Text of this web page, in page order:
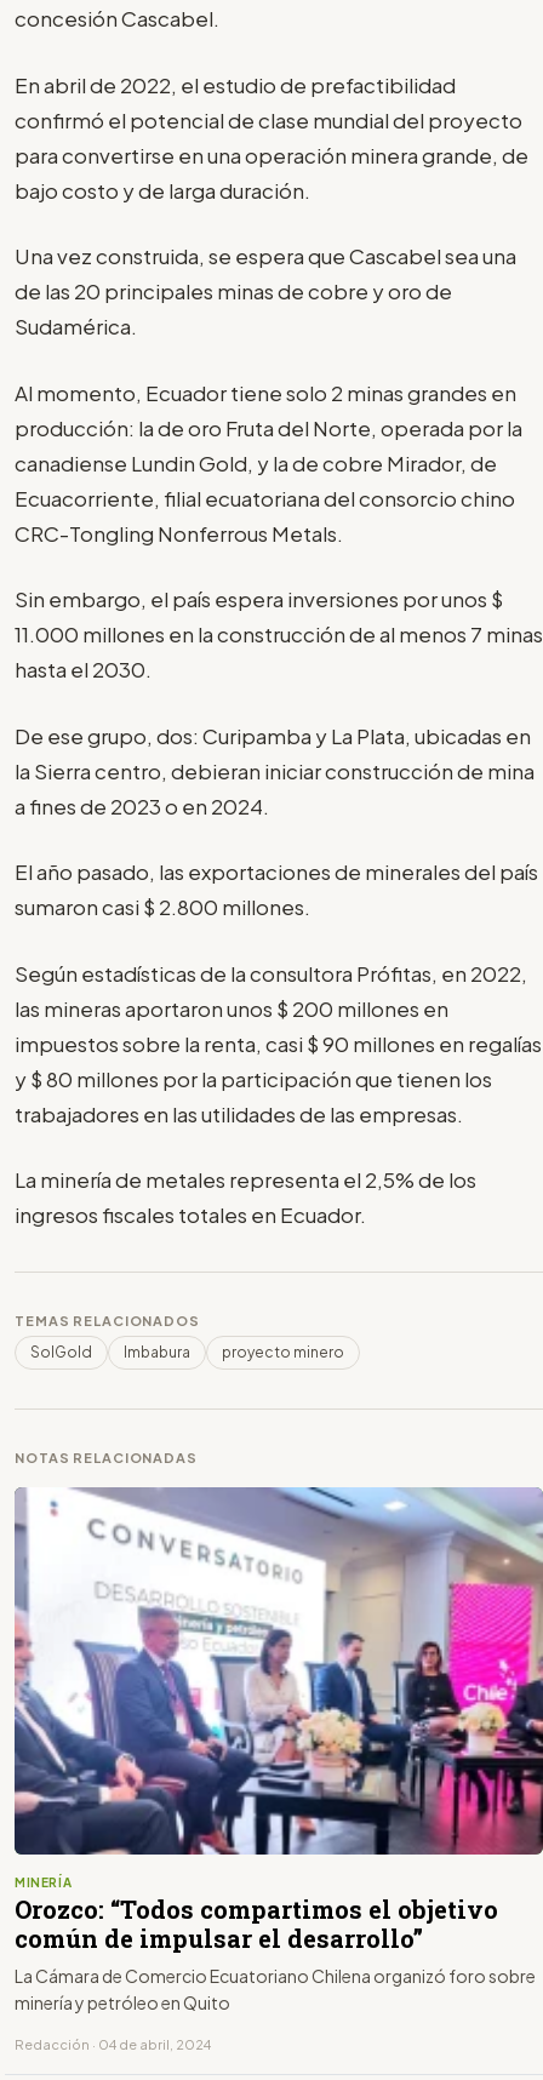
concesión Cascabel.
En abril de 2022, el estudio de prefactibilidad
confirmó el potencial de clase mundial del proyecto
para convertirse en una operación minera grande, de
bajo costo y de larga duración.
Una vez construida, se espera que Cascabel sea una
de las 20 principales minas de cobre y oro de
Sudamérica.
Al momento, Ecuador tiene solo 2 minas grandes en
producción: la de oro Fruta del Norte, operada por la
canadiense Lundin Gold, y la de cobre Mirador, de
Ecuacorriente, filial ecuatoriana del consorcio chino
CRC-Tongling Nonferrous Metals.
Sin embargo, el país espera inversiones por unos $
11.000 millones en la construcción de al menos 7 minas
hasta el 2030.
De ese grupo, dos: Curipamba y La Plata, ubicadas en
la Sierra centro, debieran iniciar construcción de mina
a fines de 2023 o en 2024.
El año pasado, las exportaciones de minerales del país
sumaron casi $ 2.800 millones.
Según estadísticas de la consultora Prófitas, en 2022,
las mineras aportaron unos $ 200 millones en
impuestos sobre la renta, casi $ 90 millones en regalías
y $ 80 millones por la participación que tienen los
trabajadores en las utilidades de las empresas.
La minería de metales representa el 2,5% de los
ingresos fiscales totales en Ecuador.
TEMAS RELACIONADOS
SolGold Imbabura proyecto minero
NOTAS RELACIONADAS
MINERÍA
Orozco: “Todos compartimos el objetivo
común de impulsar el desarrollo”
La Cámara de Comercio Ecuatoriano Chilena organizó foro sobre
minería y petróleo en Quito
Redacción · 04 de abril, 2024